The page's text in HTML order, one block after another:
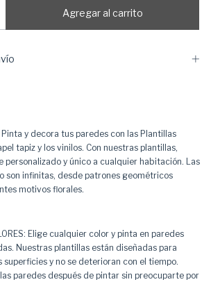
Pinta y decora tus paredes con las Plantillas
tapiz y los vinilos. Con nuestras plantillas,
personalizado y único a cualquier habitación. Las
son infinitas, desde patrones geométricos
motivos florales.
Elige cualquier color y pinta en paredes
Nuestras plantillas están diseñadas para
y no se deterioran con el tiempo.
paredes después de pintar sin preocuparte por